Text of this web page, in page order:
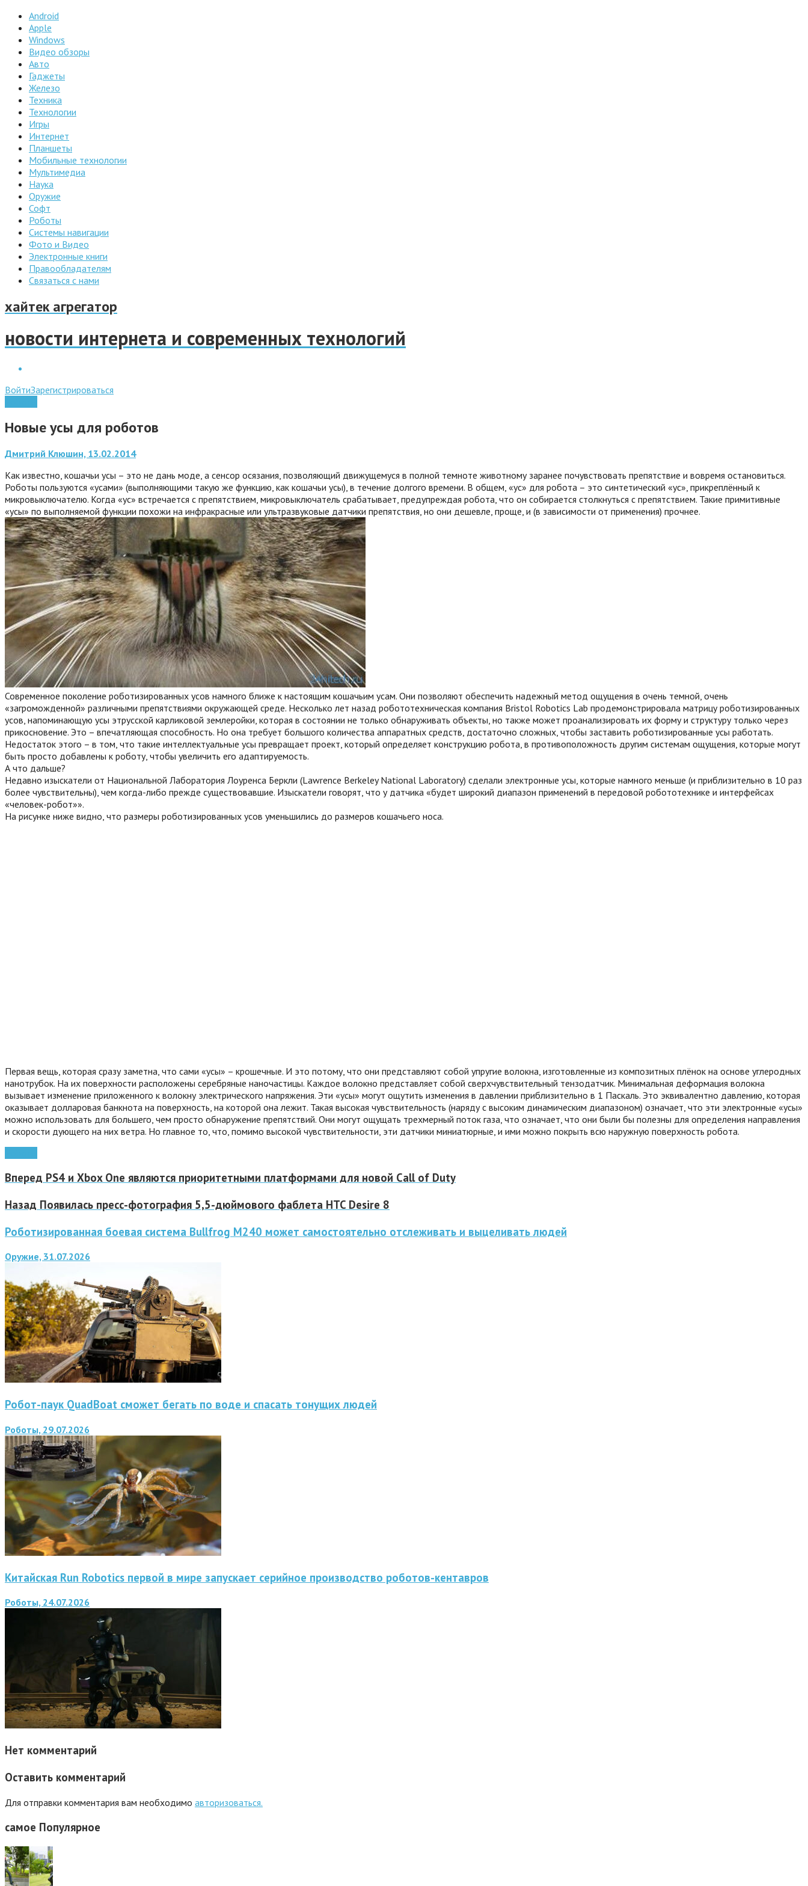
Android
Apple
Windows
Видео обзоры
Авто
Гаджеты
Железо
Техника
Технологии
Игры
Интернет
Планшеты
Мобильные технологии
Мультимедиа
Наука
Оружие
Софт
Роботы
Системы навигации
Фото и Видео
Электронные книги
Правообладателям
Связаться с нами
хайтек агрегатор
новости интернета и современных технологий
ВойтиЗарегистрироваться
Новые усы для роботов
Дмитрий Клюшин, 13.02.2014
Как известно, кошачьи усы – это не дань моде, а сенсор осязания, позволяющий движущемуся в полной темноте животному заранее почувствовать препятствие и вовремя остановиться.
Роботы пользуются «усами» (выполняющими такую же функцию, как кошачьи усы), в течение долгого времени. В общем, «ус» для робота – это синтетический «ус», прикреплённый к
микровыключателю. Когда «ус» встречается с препятствием, микровыключатель срабатывает, предупреждая робота, что он собирается столкнуться с препятствием. Такие примитивные
«усы» по выполняемой функции похожи на инфракрасные или ультразвуковые датчики препятствия, но они дешевле, проще, и (в зависимости от применения) прочнее.
Современное поколение роботизированных усов намного ближе к настоящим кошачьим усам. Они позволяют обеспечить надежный метод ощущения в очень темной, очень
«загроможденной» различными препятствиями окружающей среде. Несколько лет назад робототехническая компания Bristol Robotics Lab продемонстрировала матрицу роботизированных
усов, напоминающую усы этрусской карликовой землеройки, которая в состоянии не только обнаруживать объекты, но также может проанализировать их форму и структуру только через
прикосновение. Это – впечатляющая способность. Но она требует большого количества аппаратных средств, достаточно сложных, чтобы заставить роботизированные усы работать.
Недостаток этого – в том, что такие интеллектуальные усы превращает проект, который определяет конструкцию робота, в противоположность другим системам ощущения, которые могут
быть просто добавлены к роботу, чтобы увеличить его адаптируемость.
А что дальше?
Недавно изыскатели от Национальной Лаборатория Лоуренса Беркли (Lawrence Berkeley National Laboratory) сделали электронные усы, которые намного меньше (и приблизительно в 10 раз
более чувствительны), чем когда-либо прежде существовавшие. Изыскатели говорят, что у датчика «будет широкий диапазон применений в передовой робототехнике и интерфейсах
«человек-робот»».
На рисунке ниже видно, что размеры роботизированных усов уменьшились до размеров кошачьего носа.
Первая вещь, которая сразу заметна, что сами «усы» – крошечные. И это потому, что они представляют собой упругие волокна, изготовленные из композитных плёнок на основе углеродных
нанотрубок. На их поверхности расположены серебряные наночастицы. Каждое волокно представляет собой сверхчувствительный тензодатчик. Минимальная деформация волокна
вызывает изменение приложенного к волокну электрического напряжения. Эти «усы» могут ощутить изменения в давлении приблизительно в 1 Паскаль. Это эквивалентно давлению, которая
оказывает долларовая банкнота на поверхность, на которой она лежит. Такая высокая чувствительность (наряду с высоким динамическим диапазоном) означает, что эти электронные «усы»
можно использовать для большего, чем просто обнаружение препятствий. Они могут ощущать трехмерный поток газа, что означает, что они были бы полезны для определения направления
и скорости дующего на них ветра. Но главное то, что, помимо высокой чувствительности, эти датчики миниатюрные, и ими можно покрыть всю наружную поверхность робота.
Вперед PS4 и Xbox One являются приоритетными платформами для новой Call of Duty
Назад Появилась пресс-фотография 5,5-дюймового фаблета HTC Desire 8
Роботизированная боевая система Bullfrog M240 может самостоятельно отслеживать и выцеливать людей
Оружие, 31.07.2026
Робот-паук QuadBoat сможет бегать по воде и спасать тонущих людей
Роботы, 29.07.2026
Китайская Run Robotics первой в мире запускает серийное производство роботов-кентавров
Роботы, 24.07.2026
Нет комментарий
Оставить комментарий
Для отправки комментария вам необходимо авторизоваться.
самое Популярное